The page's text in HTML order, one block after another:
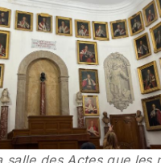
salle des Actes que les